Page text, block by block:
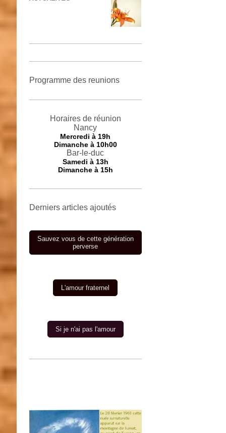
Programme des reunions
Horaires de réunion
Nancy
Mercredià 19h
Dimanche à 10h00
Bar-le-duc
Samedi à 13h
Dimanche à 15h
Derniers articles ajoutés
Sauvez vous de cette génération
perverse
L'amour fraternel
Si je n'ai pas l'amour